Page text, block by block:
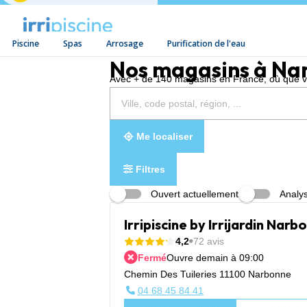
Aller au contenu
Piscine Spas Arrosage Purification de l'eau
Nos magasins à
Avec + de 140 magasins en France, où que
Veuillez
renseigner
{{count}}
résultat(s)
Me localiser
Filtres
Ouvert actuellement
Irripiscine by Irrijardin
4,2 72 avis
FerméOuvre demain à 09:00
Chemin Des Tuileries 11100 Narbonne
04 68 45 84 41